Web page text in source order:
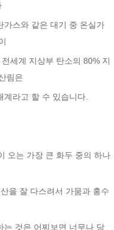
가스와 같은 대기 중 온실가
세계 지상부 탄소의 80% 지
림은
라고 할 수 있습니다.
오는 가장 큰 화두 중의 하나
을 잘 다스려서 가뭄과 홍수
는 것은 어찌보면 너무나 당